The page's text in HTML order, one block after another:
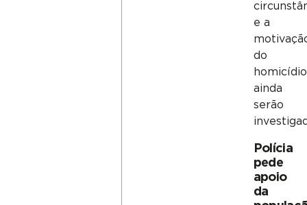
e a
do
homicídio
ainda
serão
Polícia
pede
apoio
da